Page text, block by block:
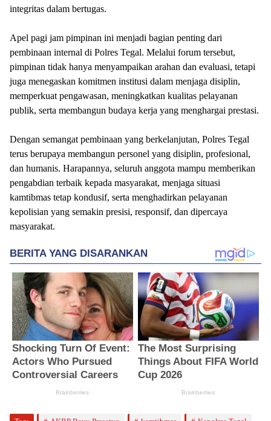
integritas dalam bertugas.
Apel pagi jam pimpinan ini menjadi bagian penting dari
pembinaan internal di Polres Tegal. Melalui forum tersebut,
pimpinan tidak hanya menyampaikan arahan dan evaluasi, tetapi
juga menegaskan komitmen institusi dalam menjaga disiplin,
memperkuat pengawasan, meningkatkan kualitas pelayanan
publik, serta membangun budaya kerja yang menghargai prestasi.
Dengan semangat pembinaan yang berkelanjutan, Polres Tegal
terus berupaya membangun personel yang disiplin, profesional,
dan humanis. Harapannya, seluruh anggota mampu memberikan
pengabdian terbaik kepada masyarakat, menjaga situasi
kamtibmas tetap kondusif, serta menghadirkan pelayanan
kepolisian yang semakin presisi, responsif, dan dipercaya
masyarakat.